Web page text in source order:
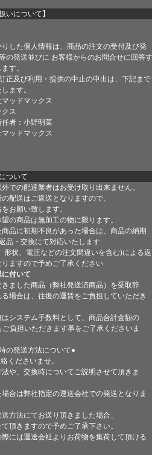
いについて】
りした個人情報は、商品の注文の受付及び発
の発送並びに お客様からのお問合せに回答す
す。
正及び利用・提供の中止の申出は、下記まで
ます。
ッドマックス
ス
者：小野明菜
ッドマックス
ついて
での配達業者はお受け取り出来ません。
配送はご返送となりますので、
お願い致します。
の商品は無加工の物に限ります。
商品に初期不良があった場合は、商品の納期
品・交換にて対応いたします
形状、電圧などの注文間違いを含む)による返
ますので予めご了承ください
に付いて
ました商品（弊社発送済商品）を受取辞
場合は、往復の運賃をご負担していただき
システム手数料として、商品合計金額の
負担いただきます事をご了承くださいま
の発送方法について●
くださいませ。
や、交換時についてご説明させて頂きま
合は弊社指定の運送会社での発送となりま
方法にてお送り頂きました場合、
頂きますので予めご了承下さい。
には運送会社よりお荷物を集荷して頂ける